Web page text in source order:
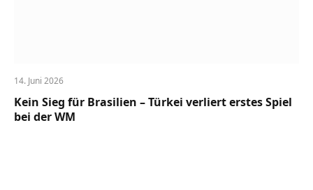
14. Juni 2026
Kein Sieg für Brasilien – Türkei verliert erstes Spiel
bei der WM